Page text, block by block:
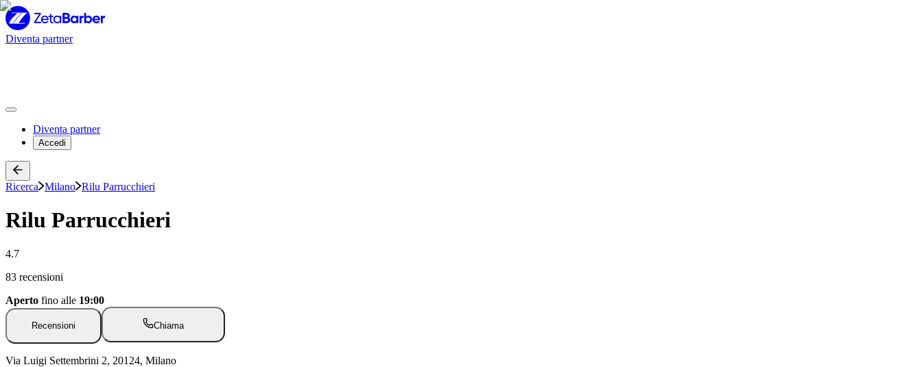
Diventa partner
Diventa partner
Accedi
Ricerca Milano Rilu Parrucchieri
Rilu Parrucchieri
4.7
83 recensioni
Aperto fino alle 19:00
Recensioni Chiama
Via Luigi Settembrini 2, 20124, Milano